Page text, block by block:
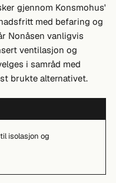
gjennom Konsmohus'
med befaring og
Nonåsen vanligvis
ventilasjon og
i samråd med
brukte alternativet.
isolasjon og